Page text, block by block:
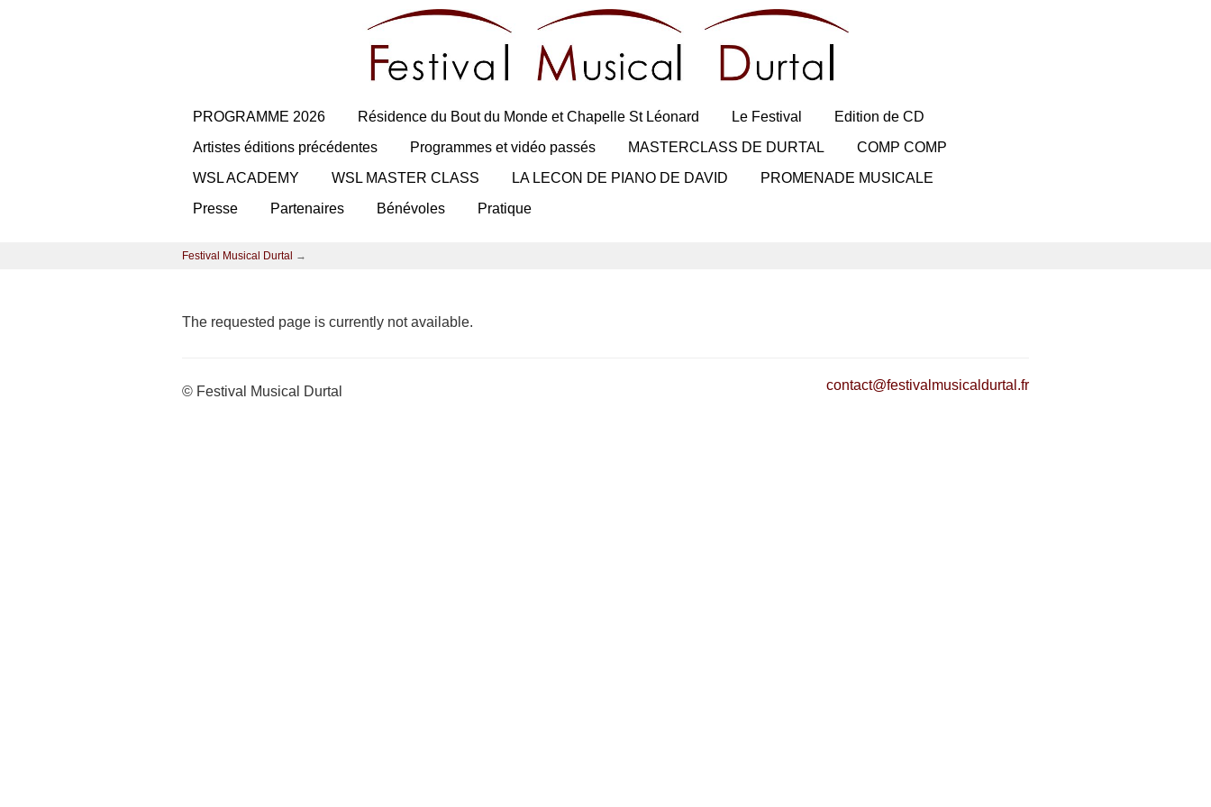
PROGRAMME 2026 Résidence du Bout du Monde et Chapelle St Léonard Le Festival
Edition de CD
Artistes éditions précédentes
Programmes et vidéo passés MASTERCLASS DE DURTAL
COMP COMP
WSL ACADEMY
WSL MASTER CLASS LA LECON DE PIANO DE DAVID
PROMENADE MUSICALE
Presse
Partenaires Bénévoles Pratique
Festival Musical Durtal →
The requested page is currently not available.
© Festival Musical Durtal contact@festivalmusicaldurtal.fr